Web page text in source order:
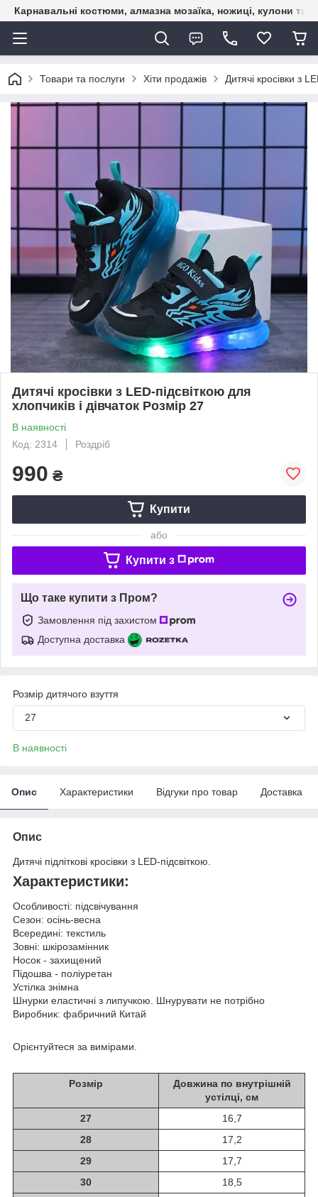
Карнавальні костюми, алмазна мозаїка, ножиці, кулони та
Товари та послуги Хіти продажів Дитячі кросівки з
Дитячі кросівки з LED-підсвіткою для
хлопчиків і дівчаток Розмір 27
В наявності
Код: 2314
Роздріб
990 ₴
Купити
або
Купити з
Що таке купити з Пром?
Замовлення під захистом
Доступна доставка
Розмір дитячого взуття
27
В наявності
Опис Характеристики Відгуки про товар Доставка
Опис
Дитячі підліткові кросівки з LED-підсвіткою.
Характеристики:
Особливості: підсвічування
Сезон: осінь-весна
Всередині: текстиль
Зовні: шкірозамінник
Носок - захищений
Підошва - поліуретан
Устілка знімна
Шнурки еластичні з липучкою. Шнурувати не потрібно
Виробник: фабричний Китай
Орієнтуйтеся за вимірами.
Розмір
Довжина по внутрішній
устілці, см
27
16,7
28
17,2
29
17,7
30
18,5